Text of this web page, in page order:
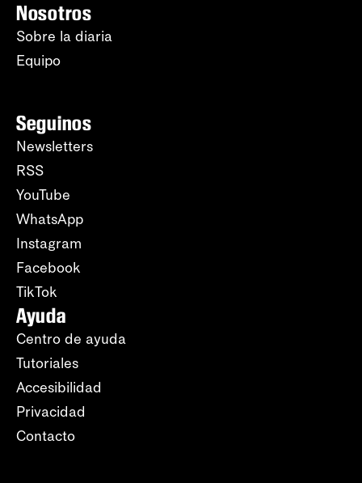
Nosotros
Sobre la diaria
Equipo
Seguinos
Newsletters
RSS
YouTube
WhatsApp
Instagram
Facebook
TikTok
Ayuda
Centro de ayuda
Tutoriales
Accesibilidad
Privacidad
Contacto